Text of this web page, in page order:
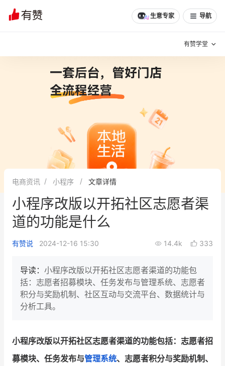
生意专家 导航
有赞学堂
增长方法
有赞专家说
新零售最佳实践
面对面聊增长
新零售大会
增长产品指南
智库
行业洞察
文章 问诊 分享
电商资讯 小程序 文章详情
小程序改版以开拓社区志愿者渠
道的功能是什么
有赞说 2024-12-16 15:30 14.4k 333
导读： 小程序改版以开拓社区志愿者渠道的功能包
括：志愿者招募模块、任务发布与管理系统、志愿者
积分与奖励机制、社区互动与交流平台、数据统计与
分析工具。
小程序改版以开拓社区志愿者渠道的功能包括：志愿者招
募模块、任务发布与管理系统、志愿者积分与奖励机制、